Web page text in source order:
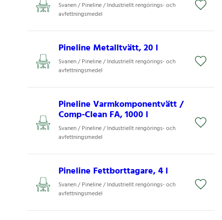
Svanen / Pineline / Industriellt rengörings- och
avfettningsmedel
Pineline Metalltvätt, 20 l
Svanen / Pineline / Industriellt rengörings- och
avfettningsmedel
Pineline Varmkomponentvätt /
Comp-Clean FA, 1000 l
Svanen / Pineline / Industriellt rengörings- och
avfettningsmedel
Pineline Fettborttagare, 4 l
Svanen / Pineline / Industriellt rengörings- och
avfettningsmedel